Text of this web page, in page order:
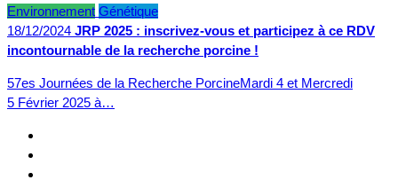
Environnement Génétique
18/12/2024 JRP 2025 : inscrivez-vous et participez à ce RDV
incontournable de la recherche porcine !
57es Journées de la Recherche PorcineMardi 4 et Mercredi
5 Février 2025 à…